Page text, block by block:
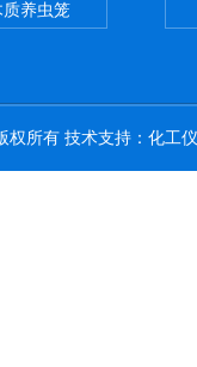
质养虫笼
所有 技术支持： 化工